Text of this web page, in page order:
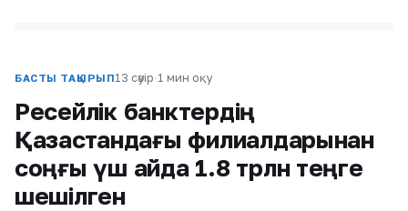
БАСТЫ ТАҚЫРЫП13 сәуір·1 мин оқу
Ресейлік банктердің
Қазақстандағы филиалдарынан
соңғы үш айда 1.8 трлн теңге
шешілген